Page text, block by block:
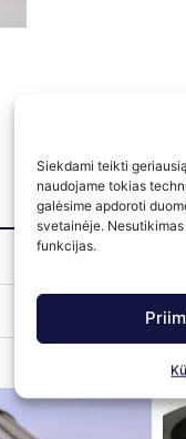
Siekdami teikti
naudojame tokias
galėsime apdoroti
svetainėje.
funkcijas.